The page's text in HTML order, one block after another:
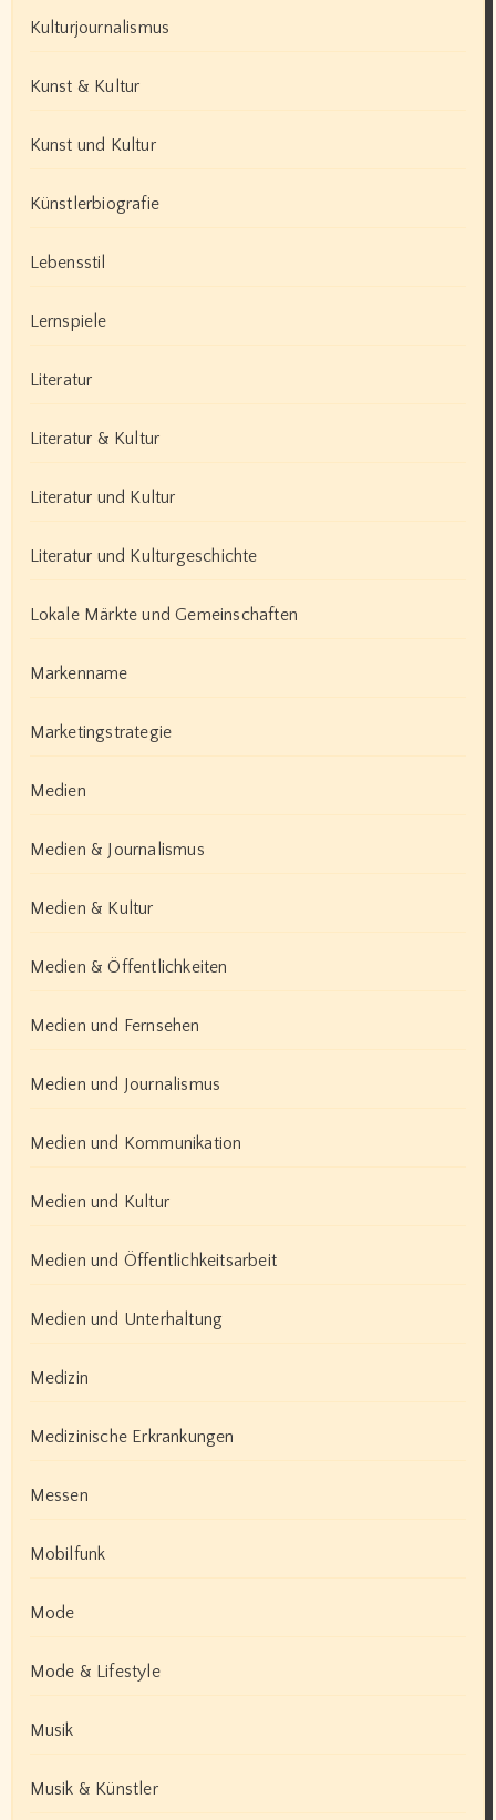
Kulturjournalismus
Kunst & Kultur
Kunst und Kultur
Künstlerbiografie
Lebensstil
Lernspiele
Literatur
Literatur & Kultur
Literatur und Kultur
Literatur und Kulturgeschichte
Lokale Märkte und Gemeinschaften
Markenname
Marketingstrategie
Medien
Medien & Journalismus
Medien & Kultur
Medien & Öffentlichkeiten
Medien und Fernsehen
Medien und Journalismus
Medien und Kommunikation
Medien und Kultur
Medien und Öffentlichkeitsarbeit
Medien und Unterhaltung
Medizin
Medizinische Erkrankungen
Messen
Mobilfunk
Mode
Mode & Lifestyle
Musik
Musik & Künstler